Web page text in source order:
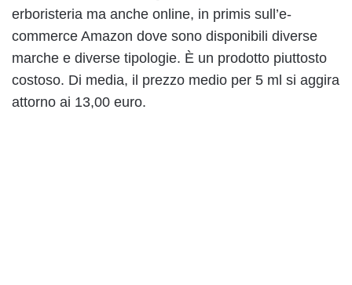
erboristeria ma anche online, in primis sull’e-
commerce Amazon dove sono disponibili diverse
marche e diverse tipologie. È un prodotto piuttosto
costoso. Di media, il prezzo medio per 5 ml si aggira
attorno ai 13,00 euro.